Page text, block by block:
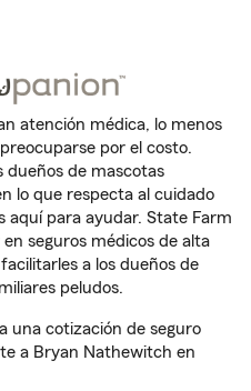
atención médica, lo menos
por el costo.
dueños de mascotas
lo que respecta al cuidado
aquí para ayudar. State Farm
seguros médicos de alta
a los dueños de
peludos.
una cotización de seguro
a Bryan Nathewitch en